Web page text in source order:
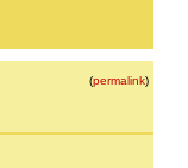
(permalink)